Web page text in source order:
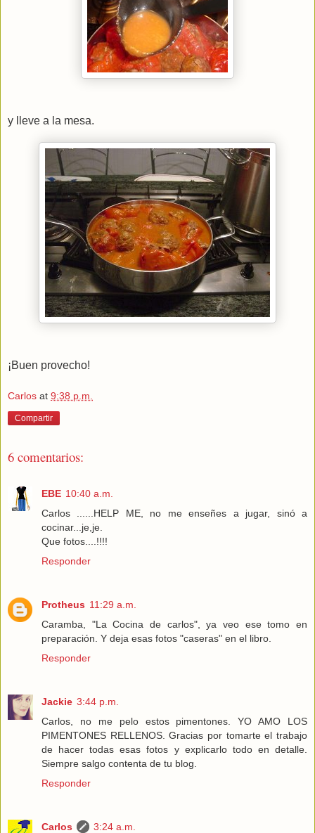
y lleve a la mesa.
¡Buen provecho!
Carlos at 9:38 p.m.
Compartir
6 comentarios:
EBE 10:40 a.m.
Carlos ......HELP ME, no me enseñes a jugar, sinó a
cocinar...je,je.
Que fotos....!!!!
Responder
Protheus 11:29 a.m.
Caramba, "La Cocina de carlos", ya veo ese tomo en
preparación. Y deja esas fotos "caseras" en el libro.
Responder
Jackie 3:44 p.m.
Carlos, no me pelo estos pimentones. YO AMO LOS
PIMENTONES RELLENOS. Gracias por tomarte el trabajo
de hacer todas esas fotos y explicarlo todo en detalle.
Siempre salgo contenta de tu blog.
Responder
Carlos
3:24 a.m.